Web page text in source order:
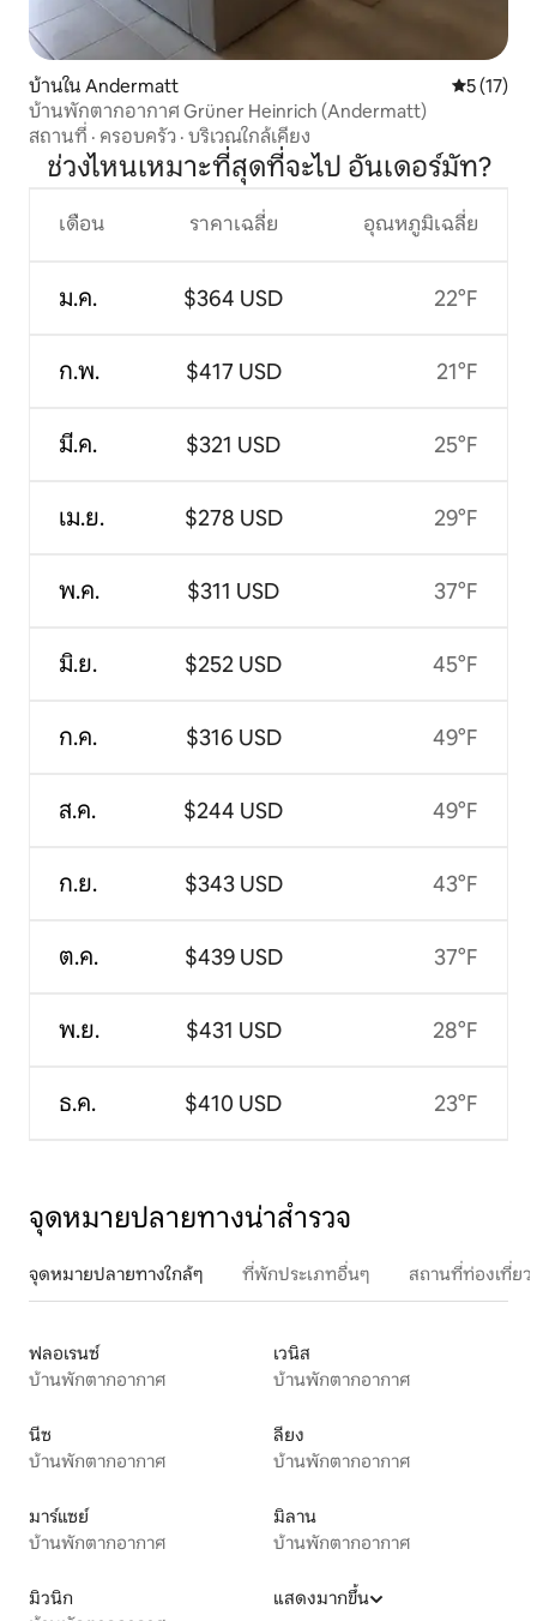
บ้านใน Andermatt คะแนนเฉลี่
5 (17)
บ้านพักตากอากาศ Grüner Heinrich (Andermatt)
สถานที่ · ครอบครัว · บริเวณใกล้เคียง
ช่วงไหนเหมาะที่สุดที่จะไป อันเดอร์มัท?
เดือน
ม.ค.
ก.พ.
มี.ค.
เม.ย.
พ.ค.
มิ.ย.
ก.ค.
ส.ค.
ก.ย.
ต.ค.
พ.ย.
ธ.ค.
ราคาเฉลี่ย
$364 USD
$417 USD
$321 USD
$278 USD
$311 USD
$252 USD
$316 USD
$244 USD
$343 USD
$439 USD
$431 USD
$410 USD
อุณหภูมิเฉลี่ย
22°F
21°F
25°F
29°F
37°F
45°F
49°F
49°F
43°F
37°F
28°F
23°F
จุดหมายปลายทางน่าสำรวจ
จุดหมายปลายทางใกล้ๆ ที่พักประเภทอื่นๆ สถานที่ท่องเที่ย
ฟลอเรนซ์
บ้านพักตากอากาศ
เวนิส
บ้านพักตากอากาศ
นีซ
บ้านพักตากอากาศ
ลียง
บ้านพักตากอากาศ
มาร์แซย์
บ้านพักตากอากาศ
มิลาน
บ้านพักตากอากาศ
มิวนิก
แสดงมากขึ้น